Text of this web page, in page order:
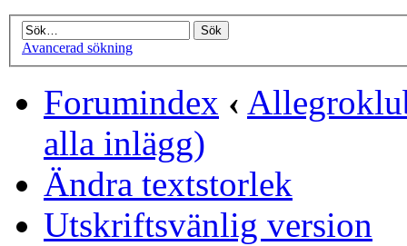
Avancerad sökning
Forumindex ‹
alla inlägg)
Ändra textstorlek
Utskriftsvänlig version